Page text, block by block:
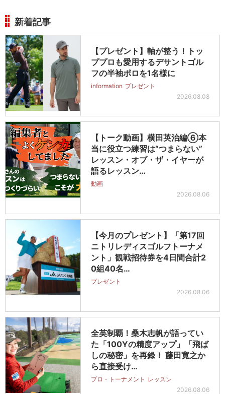
新着記事
【プレゼント】軸が整う！トッ
ププロも愛用するデサントゴル
フの半袖ポロを1名様に
information プレゼント
2026.08.08
【トーク動画】横田英治編⑥本
当に役立つ練習は“つまらない”
レッスン・オブ・ザ・イヤーが
語るレッスン…
動画
2026.08.06
【今月のプレゼント】「第17回
ニトリレディスゴルフトーナメ
ント」観戦招待券を4日間合計2
0組40名…
プレゼント
2026.08.06
全英制覇！桑木志帆が語ってい
た「100Yの精度アップ」「飛ば
しの秘密」を再録！ 藤田寛之か
ら直接受け…
プロ・トーナメント レッスン
2026.08.06